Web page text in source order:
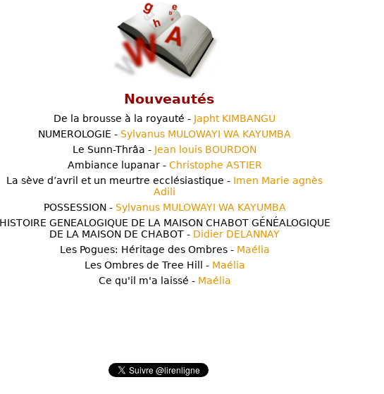
Nouveautés
De la brousse à la royauté - Japht KIMBANGU
NUMEROLOGIE - Sylvanus MULOWAYI WA KAYUMBA
Le Sunn-Thrâa - Jean louis BOURDON
Ambiance lupanar - Christophe ASTIER
La sève d’avril et un meurtre ecclésiastique - Imen Marie agnès
Adili
POSSESSION - Sylvanus MULOWAYI WA KAYUMBA
HISTOIRE GENEALOGIQUE DE LA MAISON CHABOT GÉNÉALOGIQUE
DE LA MAISON DE CHABOT - Didier DELANNAY
Les Pogues: Héritage des Ombres - Maélia
Les Ombres de Tree Hill - Maélia
Ce qu'il m'a laissé - Maélia